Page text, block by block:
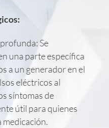
:
Se
una parte específica
a un generador en el
eléctricos al
síntomas de
útil para quienes
medicación.